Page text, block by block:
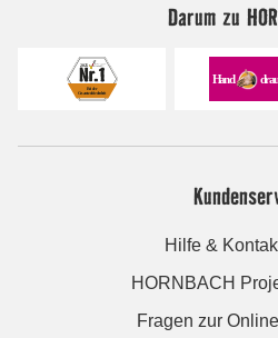
Darum zu
Hilfe &
HORNBACH
Fragen zur